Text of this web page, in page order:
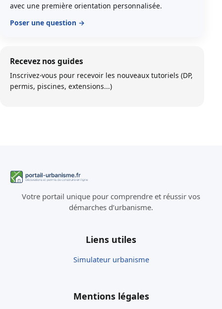
avec une première orientation personnalisée.
Poser une question
Recevez nos guides
Inscrivez-vous pour recevoir les nouveaux tutoriels (DP,
permis, piscines, extensions...)
Votre portail unique pour comprendre et réussir vos
démarches d’urbanisme.
Liens utiles
Simulateur urbanisme
Mentions légales